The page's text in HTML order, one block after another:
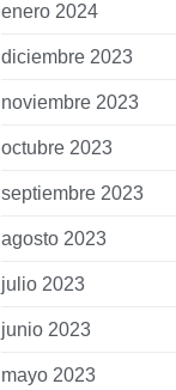
enero 2024
diciembre 2023
noviembre 2023
octubre 2023
septiembre 2023
agosto 2023
julio 2023
junio 2023
mayo 2023